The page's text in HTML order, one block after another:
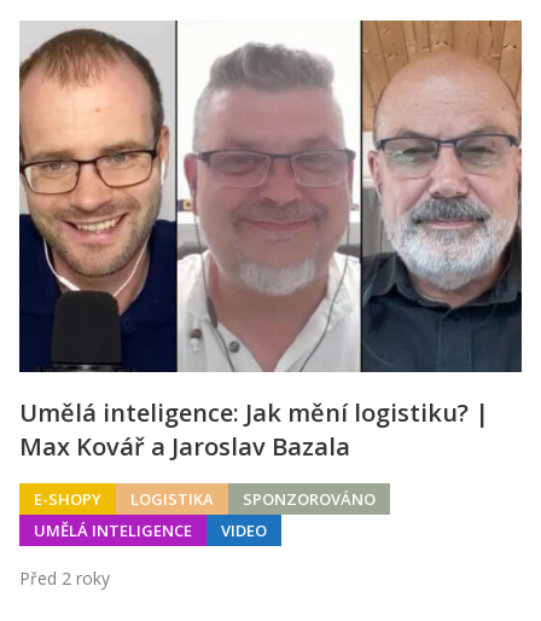
Umělá inteligence: Jak mění logistiku? |
Max Kovář a Jaroslav Bazala
E-SHOPY LOGISTIKA
SPONZOROVÁNO
UMĚLÁ INTELIGENCE
VIDEO
Před 2 roky